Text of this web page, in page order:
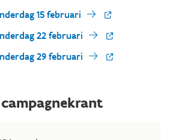
15 februari
22 februari
29 februari